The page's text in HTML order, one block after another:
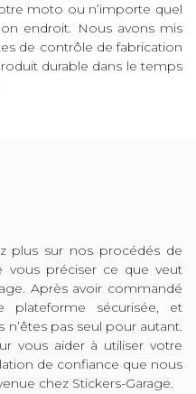
moto ou n’importe quel
endroit. Nous avons mis
de contrôle de fabrication
durable dans le temps
plus sur nos procédés de
vous préciser ce que veut
Après avoir commandé
plateforme sécurisée, et
pas seul pour autant.
vous aider à utiliser votre
de confiance que nous
chez Stickers-Garage.